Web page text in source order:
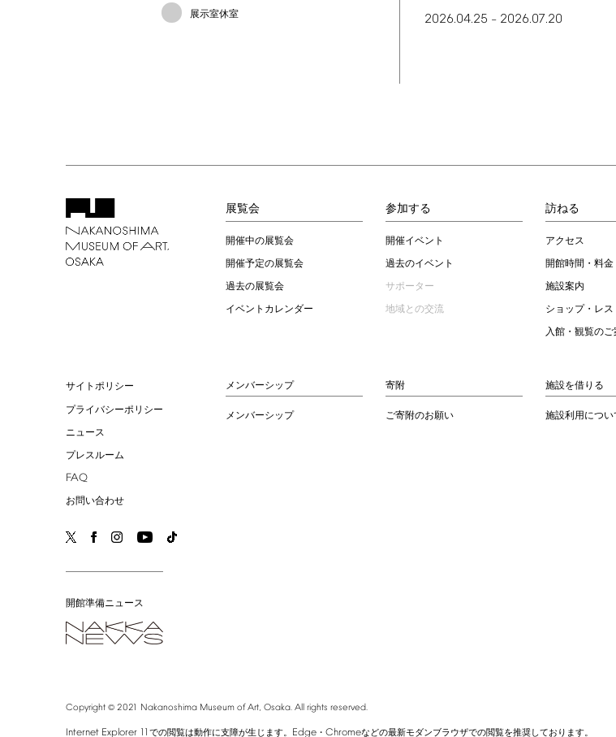
展示室休室 2026.04.25 – 2026.07.20
展覧会
開催中の展覧会
開催予定の展覧会
過去の展覧会
イベントカレンダー
参加する
開催イベント
過去のイベント
サポーター
地域との交流
訪ねる
アクセス
開館時間・料
施設案内
ショップ・レス
入館・観覧のご
サイトポリシー
プライバシーポリシー
ニュース
プレスルーム
FAQ
お問い合わせ
開館準備ニュース
メンバーシップ
メンバーシップ
寄附
ご寄附のお願い
施設を借りる
施設利用につい
Copyright© 2021 Nakanoshima Museum of Art, Osaka. All rights reserved.
Internet Explorer 11 での閲覧は動作に支障が生じます。 Edge・ Chromeなどの最新モダンブラウザでの閲覧を推奨しております。